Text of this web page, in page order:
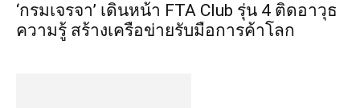
‘กรมเจรจา’ เดินหน้า FTA Club รุ่น 4 ติดอาวุธ
ความรู้ สร้างเครือข่ายรับมือการค้าโลก